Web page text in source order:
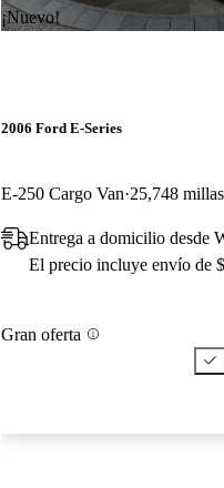
¡Nuevo!
2006 Ford E-Series
E-250 Cargo Van 25,748 millas
Entrega a domicilio desde
El precio incluye envío de
Gran oferta